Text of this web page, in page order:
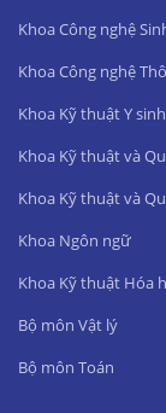
Khoa Công nghệ
Khoa Công nghệ
Khoa Kỹ thuật Y sinh
Khoa Kỹ thuật và
Khoa Kỹ thuật và
Khoa Ngôn ngữ
Khoa Kỹ thuật Hóa
Bộ môn Vật lý
Bộ môn Toán